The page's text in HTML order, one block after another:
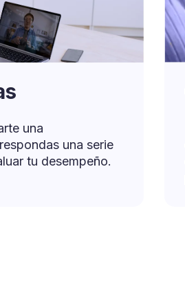
una
una serie
tu desempeño.